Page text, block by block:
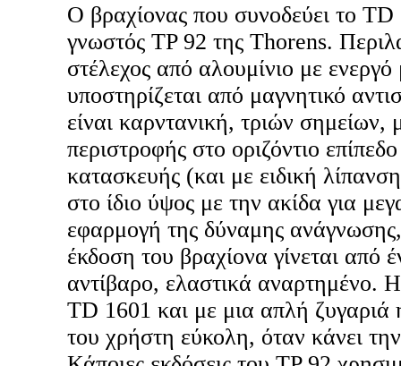
Ο βραχίονας που συνοδεύει το TD
γνωστός TP 92 της Thorens.
στέλεχος από αλουμίνιο με
υποστηρίζεται από μαγνητικό
είναι καρντανική, τριών σημείων,
περιστροφής στο οριζόντιο
κατασκευής (και με ειδική
στο ίδιο ύψος με την ακίδα για
εφαρμογή της δύναμης
έκδοση του βραχίονα γίνεται από
αντίβαρο, ελαστικά αναρτημένο.
TD 1601 και με μια απλή ζυγαριά
του χρήστη εύκολη, όταν κάνει